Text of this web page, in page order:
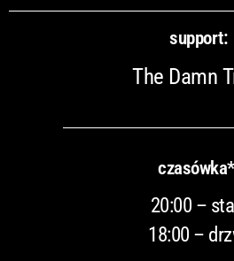
support:
The Damn
20:00 –
18:00 –